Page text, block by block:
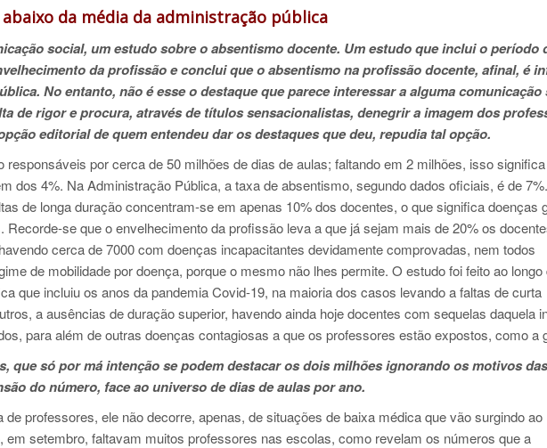
da média da administração pública
social, um estudo sobre o absentismo docente. Um estudo que inclui o período
da profissão e conclui que o absentismo na profissão docente, afinal, é
No entanto, não é esse o destaque que parece interessar a alguma comunicação
de rigor e procura, através de títulos sensacionalistas, denegrir a imagem dos
editorial de quem entendeu dar os destaques que deu, repudia tal opção.
responsáveis por cerca de 50 milhões de dias de aulas; faltando em 2 milhões, isso
dos 4%. Na Administração Pública, a taxa de absentismo, segundo dados oficiais, é de
de longa duração concentram-se em apenas 10% dos docentes, o que significa doenças
Recorde-se que o envelhecimento da profissão leva a que já sejam mais de 20% os
cerca de 7000 com doenças incapacitantes devidamente comprovadas, nem todos
de mobilidade por doença, porque o mesmo não lhes permite. O estudo foi feito ao longo
que incluiu os anos da pandemia Covid-19, na maioria dos casos levando a faltas de curta
a ausências de duração superior, havendo ainda hoje docentes com sequelas daquela
para além de outras doenças contagiosas a que os professores estão expostos, como a
que só por má intenção se podem destacar os dois milhões ignorando os motivos
do número, face ao universo de dias de aulas por ano.
de professores, ele não decorre, apenas, de situações de baixa médica que vão surgindo ao
em setembro, faltavam muitos professores nas escolas, como revelam os números que a